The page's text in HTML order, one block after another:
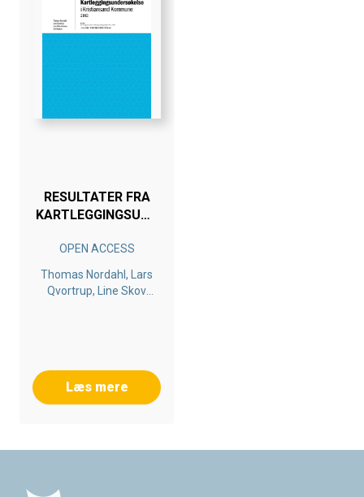
RESULTATER FRA
KARTLEGGINGSUNDERSØKELSE
KOMMUNE 2013
OPEN ACCESS
Thomas Nordahl, Lars
Qvortrup, Line Skov
Læs mere